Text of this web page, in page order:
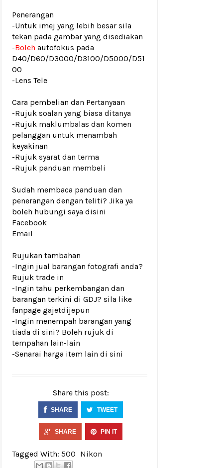
Penerangan
-Untuk imej yang lebih besar sila
tekan pada gambar yang disediakan
-Boleh autofokus pada
D40/D60/D3000/D3100/D5000/D51
00
-Lens Tele
Cara pembelian dan Pertanyaan
-Rujuk soalan yang biasa ditanya
-Rujuk maklumbalas dan komen
pelanggan untuk menambah
keyakinan
-Rujuk syarat dan terma
-Rujuk panduan membeli
Sudah membaca panduan dan
penerangan dengan teliti? Jika ya
boleh hubungi saya disini
Facebook
Email
Rujukan tambahan
-Ingin jual barangan fotografi anda?
Rujuk trade in
-Ingin tahu perkembangan dan
barangan terkini di GDJ? sila like
fanpage gajetdijepun
-Ingin menempah barangan yang
tiada di sini? Boleh rujuk di
tempahan lain-lain
-Senarai harga item lain di sini
Share this post:
SHARE TWEET
SHARE PIN IT
Tagged With: 500 Nikon